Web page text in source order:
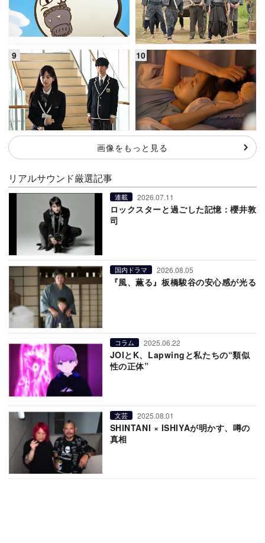
画像をもっと見る
リアルサウンド厳選記事
連載 2026.07.11
ロックスターと過ごした記憶：櫻井敦
司
国内ドラマ 2026.08.05
『風、薫る』板橋駿谷の安心感が光る
コラム 2025.06.22
JOIとK、Lapwingと私たちの“類似
性の正体”
文芸 2025.08.01
SHINTANI × ISHIYAが明かす、噂の
真相